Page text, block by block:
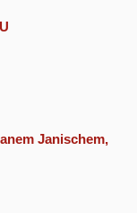
Janischem,